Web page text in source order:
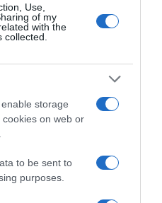
Use,
of my
with the
storage
on web or
to be sent to
purposes.
– H casual
τους θαυμαστές
ο σταρ της ποπ